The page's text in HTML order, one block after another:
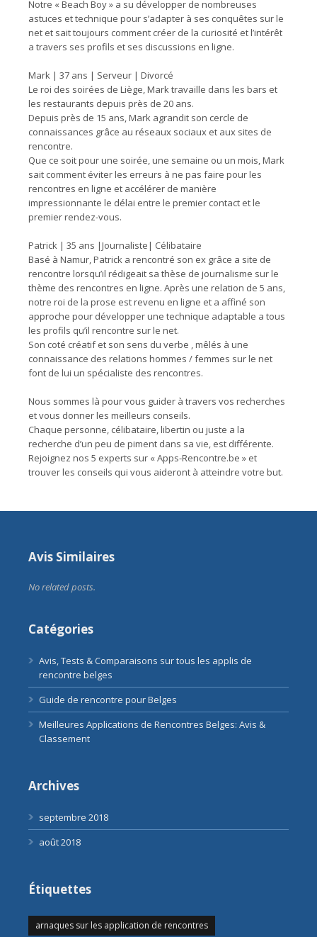
Notre « Beach Boy » a su développer de nombreuses
astuces et technique pour s’adapter à ses conquêtes sur le
net et sait toujours comment créer de la curiosité et l’intérêt
a travers ses profils et ses discussions en ligne.
Mark | 37 ans | Serveur | Divorcé
Le roi des soirées de Liège, Mark travaille dans les bars et
les restaurants depuis près de 20 ans.
Depuis près de 15 ans, Mark agrandit son cercle de
connaissances grâce au réseaux sociaux et aux sites de
rencontre.
Que ce soit pour une soirée, une semaine ou un mois, Mark
sait comment éviter les erreurs à ne pas faire pour les
rencontres en ligne et accélérer de manière
impressionnante le délai entre le premier contact et le
premier rendez-vous.
Patrick | 35 ans |Journaliste| Célibataire
Basé à Namur, Patrick a rencontré son ex grâce a site de
rencontre lorsqu’il rédigeait sa thèse de journalisme sur le
thème des rencontres en ligne. Après une relation de 5 ans,
notre roi de la prose est revenu en ligne et a affiné son
approche pour développer une technique adaptable a tous
les profils qu’il rencontre sur le net.
Son coté créatif et son sens du verbe , mêlés à une
connaissance des relations hommes / femmes sur le net
font de lui un spécialiste des rencontres.
Nous sommes là pour vous guider à travers vos recherches
et vous donner les meilleurs conseils.
Chaque personne, célibataire, libertin ou juste a la
recherche d’un peu de piment dans sa vie, est différente.
Rejoignez nos 5 experts sur « Apps-Rencontre.be » et
trouver les conseils qui vous aideront à atteindre votre but.
Avis Similaires
No related posts.
Catégories
Avis, Tests & Comparaisons sur tous les applis de
rencontre belges
Guide de rencontre pour Belges
Meilleures Applications de Rencontres Belges: Avis &
Classement
Archives
septembre 2018
août 2018
Étiquettes
arnaques sur les application de rencontres